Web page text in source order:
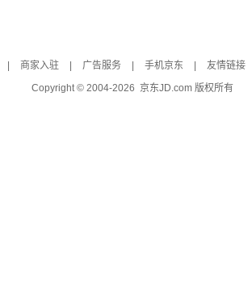
商家入驻 广告服务 手机京东 友情链接
Copyright © 2004-2026 京东JD.com 版权所有